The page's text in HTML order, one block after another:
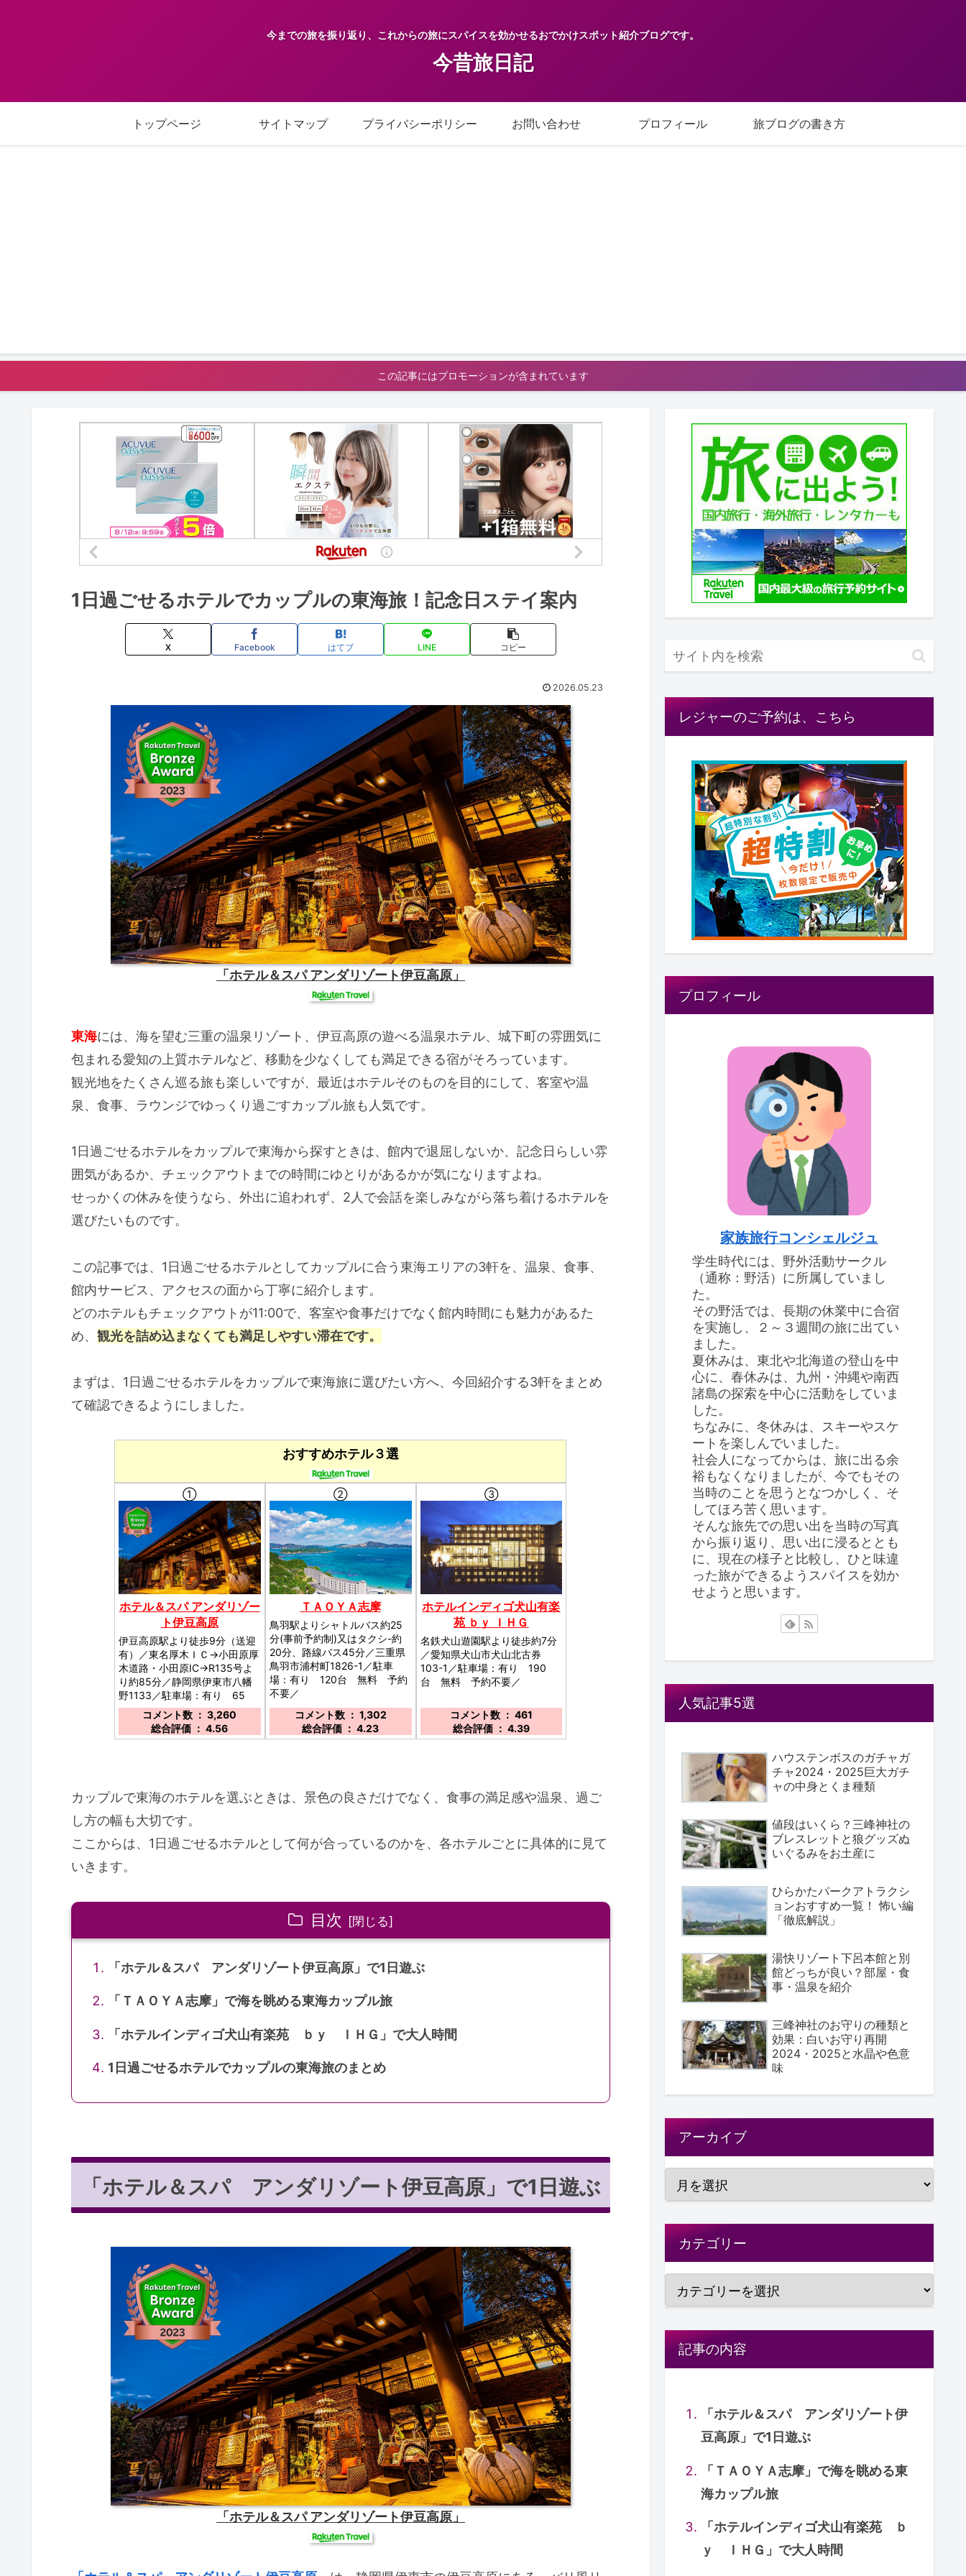
今までの旅を振り返り、これからの旅にスパイスを効かせるおでかけスポット紹介ブログです。
今昔旅日記
トップページ サイトマップ プライバシーポリシー お問い合わせ プロフィール 旅ブログの書き方
この記事にはプロモーションが含まれています
1日過ごせるホテルでカップルの東海旅！記念日ステイ案内
X Facebook はてブ LINE コピー
2026.05.23
「ホテル＆スパ アンダリゾート伊豆高原」
東海には、海を望む三重の温泉リゾート、伊豆高原の遊べる温泉ホテル、城下町の雰囲気に
包まれる愛知の上質ホテルなど、移動を少なくしても満足できる宿がそろっています。
観光地をたくさん巡る旅も楽しいですが、最近はホテルそのものを目的にして、客室や温
泉、食事、ラウンジでゆっくり過ごすカップル旅も人気です。
1日過ごせるホテルをカップルで東海から探すときは、館内で退屈しないか、記念日らしい雰
囲気があるか、チェックアウトまでの時間にゆとりがあるかが気になりますよね。
せっかくの休みを使うなら、外出に追われず、2人で会話を楽しみながら落ち着けるホテルを
選びたいものです。
この記事では、1日過ごせるホテルとしてカップルに合う東海エリアの3軒を、温泉、食事、
館内サービス、アクセスの面から丁寧に紹介します。
どのホテルもチェックアウトが11:00で、客室や食事だけでなく館内時間にも魅力があるた
め、 観光を詰め込まなくても満足しやすい滞在です。
まずは、1日過ごせるホテルをカップルで東海旅に選びたい方へ、今回紹介する3軒をまとめ
て確認できるようにしました。
おすすめホテル３選
①
ホテル＆スパ アンダリゾー
ト伊豆高原
伊豆高原駅より徒歩9分（送迎
有）／東名厚木ＩＣ→小田原厚
木道路・小田原IC→R135号よ
り約85分／静岡県伊東市八幡
野1133／駐車場：有り 65
台 無料／コメント数 ： 3,260
総合評価 ： 4.56
②
ＴＡＯＹＡ志摩
鳥羽駅よりシャトルバス約25
分(事前予約制)又はタクシ-約
20分、路線バス45分／三重県
鳥羽市浦村町1826-1／駐車
場：有り 120台 無料 予約
不要／
コメント数 ： 1,302
総合評価 ： 4.23
③
ホテルインディゴ犬山有楽
苑 ｂｙ ＩＨＧ
名鉄犬山遊園駅より徒歩約7分
／愛知県犬山市犬山北古券
103-1／駐車場：有り 190
台 無料 予約不要／
コメント数 ： 461
総合評価 ： 4.39
カップルで東海のホテルを選ぶときは、景色の良さだけでなく、食事の満足感や温泉、過ご
し方の幅も大切です。
ここからは、1日過ごせるホテルとして何が合っているのかを、各ホテルごとに具体的に見て
いきます。
目次
「ホテル＆スパ アンダリゾート伊豆高原」で1日遊ぶ
「ＴＡＯＹＡ志摩」で海を眺める東海カップル旅
「ホテルインディゴ犬山有楽苑 ｂｙ ＩＨＧ」で大人時間
1日過ごせるホテルでカップルの東海旅のまとめ
「ホテル＆スパ アンダリゾート伊豆高原」で1日遊ぶ
「ホテル＆スパ アンダリゾート伊豆高原」
レジャーのご予約は、こちら
プロフィール
家族旅行コンシェルジュ
学生時代には、野外活動サークル
（通称：野活）に所属していまし
た。
その野活では、長期の休業中に合宿
を実施し、２～３週間の旅に出てい
ました。
夏休みは、東北や北海道の登山を中
心に、春休みは、九州・沖縄や南西
諸島の探索を中心に活動をしていま
した。
ちなみに、冬休みは、スキーやスケ
ートを楽しんでいました。
社会人になってからは、旅に出る余
裕もなくなりましたが、今でもその
当時のことを思うとなつかしく、そ
してほろ苦く思います。
そんな旅先での思い出を当時の写真
から振り返り、思い出に浸るととも
に、現在の様子と比較し、ひと味違
った旅ができるようスパイスを効か
せようと思います。
人気記事5選
ハウステンボスのガチャガ
チャ2024・2025巨大ガチ
ャの中身とくま種類
値段はいくら？三峰神社の
ブレスレットと狼グッズぬ
いぐるみをお土産に
ひらかたパークアトラクシ
ョンおすすめ一覧！ 怖い編
「徹底解説」
湯快リゾート下呂本館と別
館どっちが良い？部屋・食
事・温泉を紹介
三峰神社のお守りの種類と
効果：白いお守り再開
2024・2025と水晶や色意
味
アーカイブ
カテゴリー
記事の内容
「ホテル＆スパ アンダリゾート伊
豆高原」で1日遊ぶ
「ＴＡＯＹＡ志摩」で海を眺める東
海カップル旅
「ホテルインディゴ犬山有楽苑 ｂ
ｙ ＩＨＧ」で大人時間